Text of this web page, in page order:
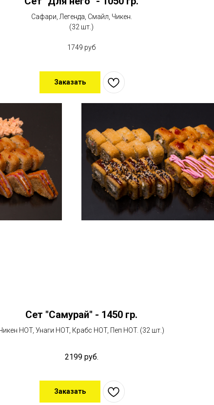
Сафари, Легенда, Смайл, Чикен.
(32 шт.)
1749 руб
Заказать
Сет "Самурай" - 1450 гр.
HOT, Унаги HOT, Крабс HOT, Пеп HOT. (32 шт.)
2199 руб.
Заказать